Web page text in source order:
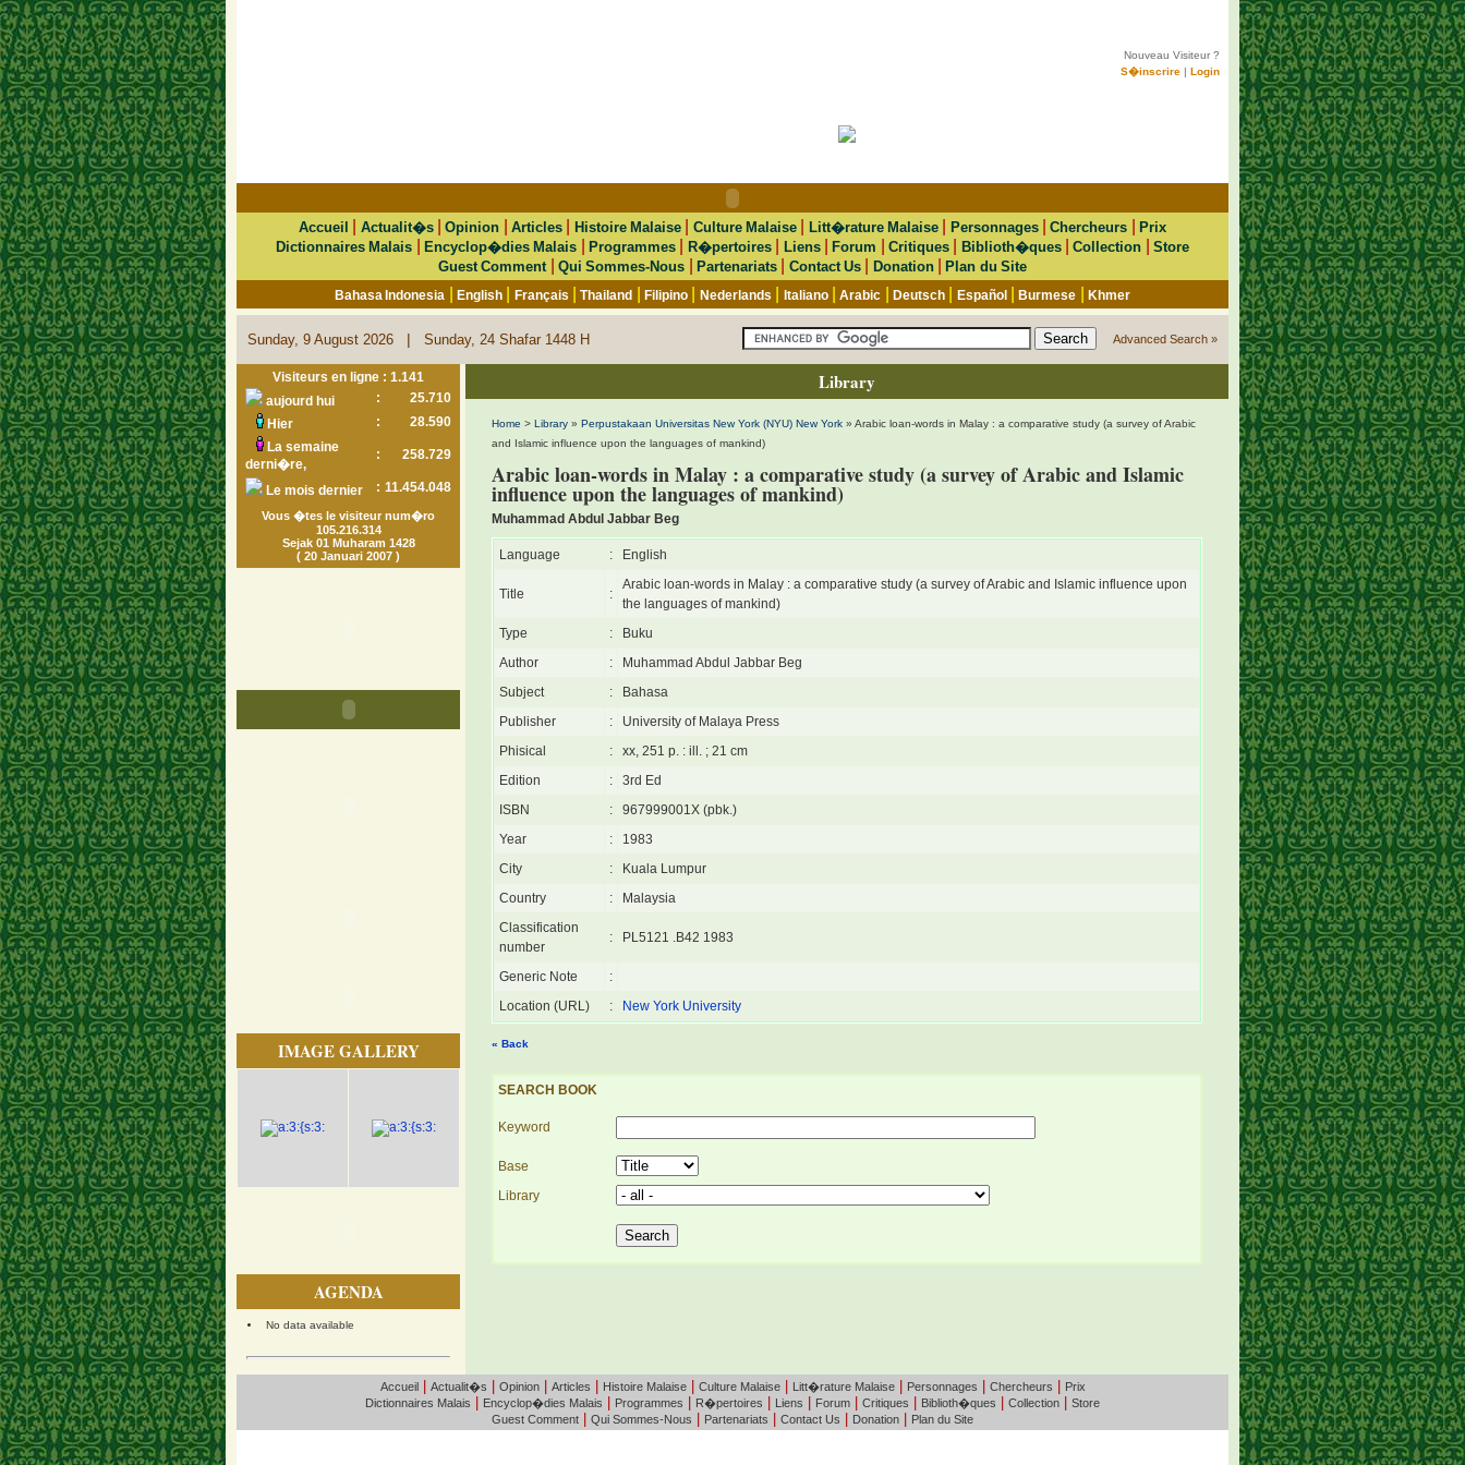
Nouveau Visiteur ?
S�inscrire | Login
Accueil Actualit�s|Opinion Articles| Histoire Malaise| Culture Malaise Litt�rature Malaise Personnages|Chercheurs |Prix
Dictionnaires Malais |Encyclop�dies Malais |Programmes R�pertoires| Liens|Forum Critiques| Biblioth�ques|Collection
Store
Guest Comment
Qui Sommes-Nous Partenariats Contact Us Donation|Plan du Site
Bahasa Indonesia |English Français |Thailand |Filipino Nederlands Italiano|Arabic Deutsch| Español|Burmese Khmer
Sunday, 9 August 2026 | Sunday, 24 Shafar 1448 H Advanced Search »
Visiteurs en ligne : 1.141
aujourd hui
:
25.710
Hier
:
28.590
La semaine
derni�re,
: 258.729
Le mois dernier : 11.454.048
Vous �tes le visiteur num�ro
105.216.314
Sejak 01 Muharam 1428
( 20 Januari 2007 )
IMAGE GALLERY
AGENDA
No data available
Library
Home > Library » Perpustakaan Universitas New York (NYU) New York » Arabic loan-words in Malay : a comparative study (a survey of Arabic
and Islamic influence upon the languages of mankind)
Arabic loan-words in Malay : a comparative study (a survey of Arabic and Islamic
influence upon the languages of mankind)
Muhammad Abdul Jabbar Beg
Language : English
Title :
Arabic loan-words in Malay : a comparative study (a survey of Arabic and Islamic influence upon
the languages of mankind)
Type
:
Buku
Author
:
Muhammad Abdul Jabbar Beg
Subject
:
Bahasa
Publisher
:
University of Malaya Press
Phisical
:
xx, 251 p. : ill. ; 21 cm
Edition
:
3rd Ed
ISBN
:
967999001X (pbk.)
Year
:
1983
City
:
Kuala Lumpur
Country
:
Malaysia
Classification
number
: PL5121 .B42 1983
Generic Note
:
Location (URL)
: New York University
« Back
SEARCH BOOK
Keyword
Base
Library
Accueil| Actualit�s Opinion| Articles Histoire Malaise| Culture Malaise| Litt�rature Malaise| Personnages Chercheurs
Prix
Dictionnaires Malais
Encyclop�dies Malais Programmes R�pertoires Liens Forum Critiques Biblioth�ques Collection
Store
Guest Comment
Qui Sommes-Nous Partenariats Contact Us Donation Plan du Site